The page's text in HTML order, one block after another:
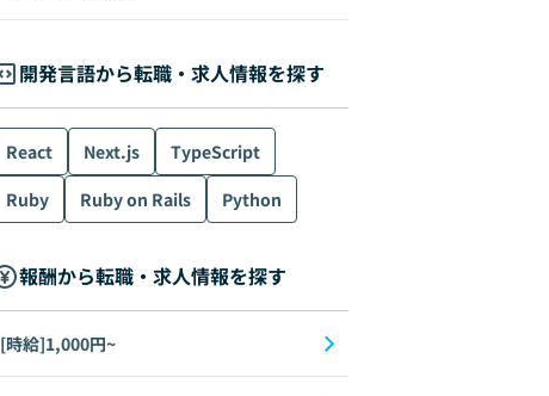
開発言語から転職・求人情報を探す
React Next.js
TypeScript
Ruby
Ruby on Rails Python
報酬から転職・求人情報を探す
[時給]1,000円~